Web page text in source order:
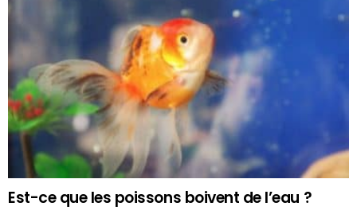
Est-ce que les poissons boivent de l’eau ?